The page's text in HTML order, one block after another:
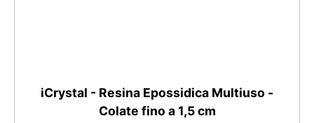
iCrystal - Resina Epossidica Multiuso -
Colate fino a 1,5 cm